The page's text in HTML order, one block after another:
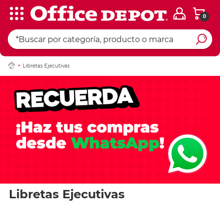
0
Libretas Ejecutivas
Libretas Ejecutivas